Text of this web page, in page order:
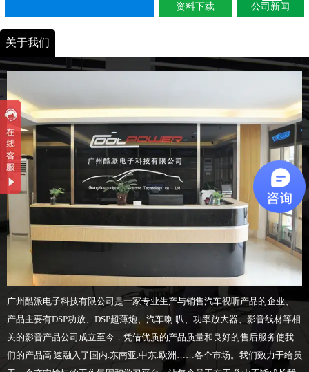
资料下载 公司新闻
关于我们
广州酷派电子科技有限公司是一家专业生产与销售汽车视听产品的企业、
产品主要有DSP功放、DSP超薄炮、汽车喇 叭、功率放大器、影音线材等相
关的影音产品公司成立至今，凭借优质的产品质量和良好的售后服务使我
们的产品高 速融入了国内.东南亚.中东.欧洲……各个市场。我们致力于给员